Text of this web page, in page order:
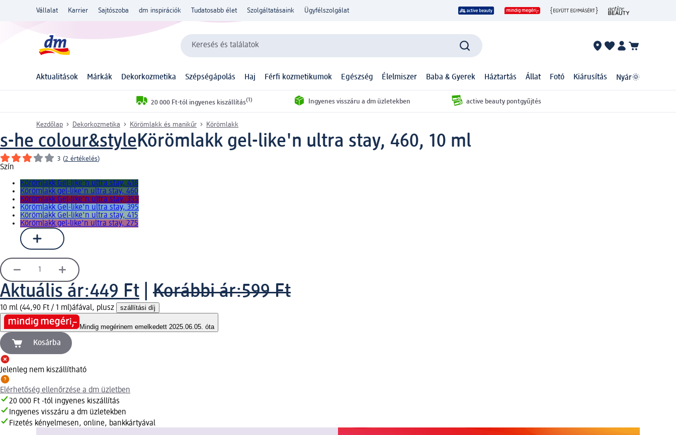
Vállalat Karrier Sajtószoba dm inspirációk Tudatosabb élet Szolgáltatásaink Ügyfélszolgálat
Keresés és találatok
Aktualitások Márkák Dekorkozmetika Szépségápolás Haj Férfi kozmetikumok Egészség Élelmiszer Baba & Gyerek Háztartás Állat Fotó Kiárusítás Nyár🌞
20 000 Ft-tól ingyenes kiszállítás(1) Ingyenes visszáru a dm üzletekben active beauty pontgyűjtés
Kezdőlap Dekorkozmetika Körömlakk és manikűr Körömlakk
s-he colour&styleKörömlakk gel-like'n ultra stay, 460, 10 ml
3 (2 értékelés)
Szín
Körömlakk Gel-like'n ultra stay, 416
Körömlakk gel-like'n ultra stay, 460
Körömlakk Gel-like'n ultra stay, 355
Körömlakk Gel-like'n ultra stay, 395
Körömlakk Gel-like'n ultra stay, 415
Körömlakk gel-like'n ultra stay, 275
Aktuális ár:449 Ft Korábbi ár:599 Ft
10 ml (44,90 Ft / 1 ml)áfával, plusz szállítási díj
Mindig megérinem emelkedett 2025.06.05. óta
Kosárba
Jelenleg nem kiszállítható
Elérhetőség ellenőrzése a dm üzletben
20 000 Ft -tól ingyenes kiszállítás
Ingyenes visszáru a dm üzletekben
Fizetés kényelmesen, online, bankkártyával